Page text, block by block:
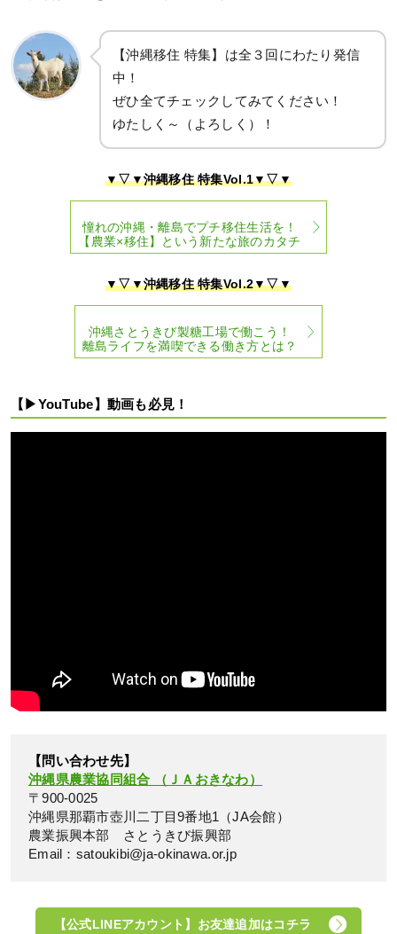
【沖縄移住 特集】は全３回にわたり発信
中！
ぜひ全てチェックしてみてください！
ゆたしく～（よろしく）！
▼▽▼沖縄移住 特集Vol.1▼▽▼
憧れの沖縄・離島でプチ移住生活を！
【農業×移住】という新たな旅のカタチ
▼▽▼沖縄移住 特集Vol.2▼▽▼
沖縄さとうきび製糖工場で働こう！
離島ライフを満喫できる働き方とは？
【▶YouTube】動画も必見！
【問い合わせ先】
沖縄県農業協同組合 （ＪＡおきなわ）
〒900-0025
沖縄県那覇市壺川二丁目9番地1（JA会館）
農業振興本部 さとうきび振興部
Email：satoukibi@ja-okinawa.or.jp
【公式LINEアカウント】お友達追加はコチラ